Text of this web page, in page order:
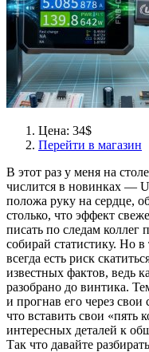
Цена: 34$
Перейти в магазин
В этот раз у меня на
числится в новинках —
положа руку на сердце,
столько, что эффект
писать по следам
собирай статистику. Но в
всегда есть риск
известных фактов, ведь
разобрано до винтика.
и прогнав его через
что вставить свои «пять
интересных деталей к
Так что давайте